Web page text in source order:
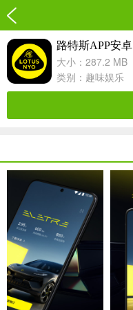
路特斯APP安卓
大小：287.2 MB
类别： 趣味娱乐